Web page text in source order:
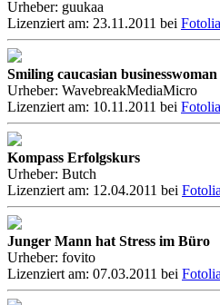
Urheber: guukaa
Lizenziert am: 23.11.2011 bei
Smiling caucasian
Urheber: WavebreakMediaMicro
Lizenziert am: 10.11.2011 bei
Kompass Erfolgskurs
Urheber: Butch
Lizenziert am: 12.04.2011 bei
Junger Mann hat Stress im Büro
Urheber: fovito
Lizenziert am: 07.03.2011 bei